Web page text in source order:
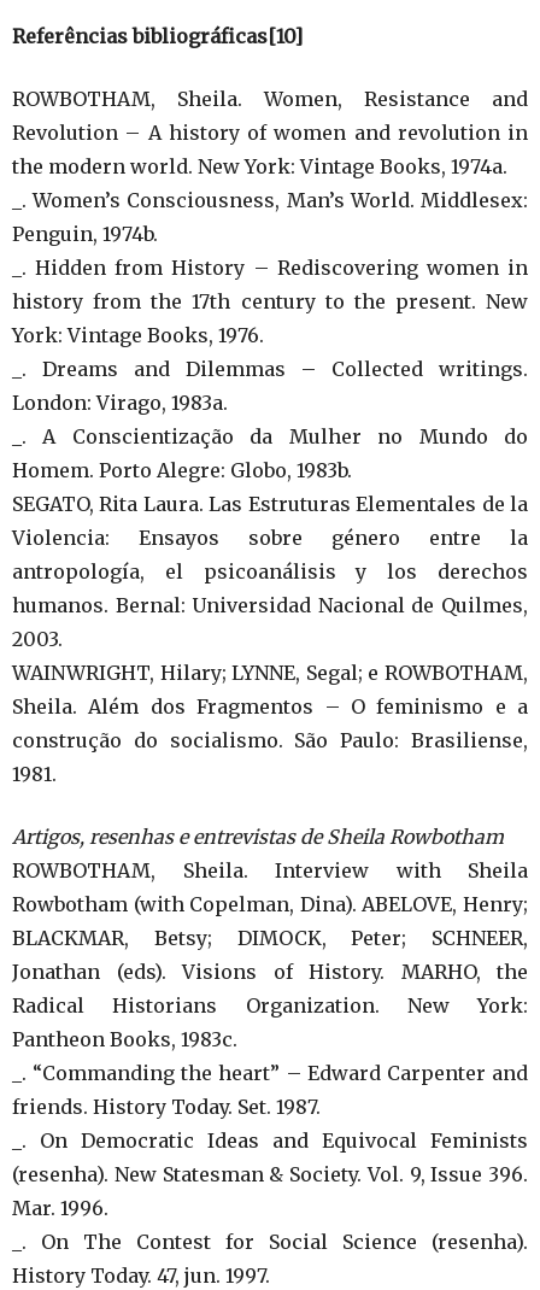
Referências bibliográficas[10]
ROWBOTHAM, Sheila. Women, Resistance and
Revolution – A history of women and revolution in
the modern world. New York: Vintage Books, 1974a.
_. Women’s Consciousness, Man’s World. Middlesex:
Penguin, 1974b.
_. Hidden from History – Rediscovering women in
history from the 17th century to the present. New
York: Vintage Books, 1976.
_. Dreams and Dilemmas – Collected writings.
London: Virago, 1983a.
_. A Conscientização da Mulher no Mundo do
Homem. Porto Alegre: Globo, 1983b.
SEGATO, Rita Laura. Las Estruturas Elementales de la
Violencia: Ensayos sobre género entre la
antropología, el psicoanálisis y los derechos
humanos. Bernal: Universidad Nacional de Quilmes,
2003.
WAINWRIGHT, Hilary; LYNNE, Segal; e ROWBOTHAM,
Sheila. Além dos Fragmentos – O feminismo e a
construção do socialismo. São Paulo: Brasiliense,
1981.
Artigos, resenhas e entrevistas de Sheila Rowbotham
ROWBOTHAM, Sheila. Interview with Sheila
Rowbotham (with Copelman, Dina). ABELOVE, Henry;
BLACKMAR, Betsy; DIMOCK, Peter; SCHNEER,
Jonathan (eds). Visions of History. MARHO, the
Radical Historians Organization. New York:
Pantheon Books, 1983c.
_. “Commanding the heart” – Edward Carpenter and
friends. History Today. Set. 1987.
_. On Democratic Ideas and Equivocal Feminists
(resenha). New Statesman & Society. Vol. 9, Issue 396.
Mar. 1996.
_. On The Contest for Social Science (resenha).
History Today. 47, jun. 1997.